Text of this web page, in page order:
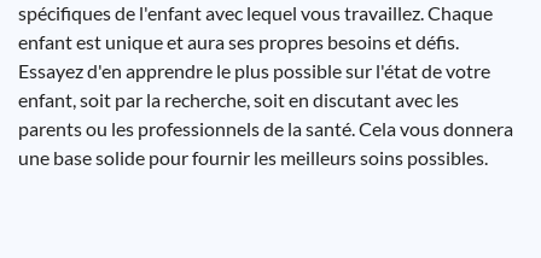
spécifiques de l'enfant avec lequel vous travaillez. Chaque
enfant est unique et aura ses propres besoins et défis.
Essayez d'en apprendre le plus possible sur l'état de votre
enfant, soit par la recherche, soit en discutant avec les
parents ou les professionnels de la santé. Cela vous donnera
une base solide pour fournir les meilleurs soins possibles.